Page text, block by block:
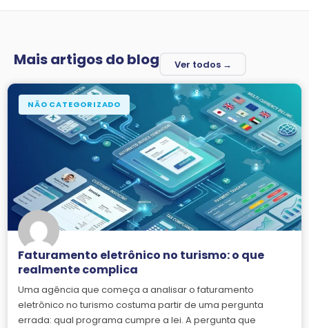
Mais artigos do blog Ver todos →
NÃO CATEGORIZADO
Faturamento eletrônico no turismo: o que
realmente complica
Uma agência que começa a analisar o faturamento
eletrônico no turismo costuma partir de uma pergunta
errada: qual programa cumpre a lei. A pergunta que